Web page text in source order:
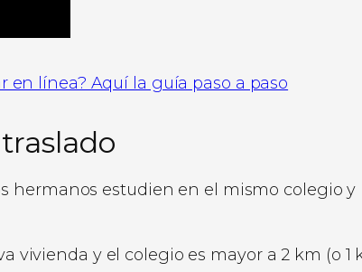
en línea? Aquí la guía paso a paso
hermanos estudien en el mismo colegio y
vivienda y el colegio es mayor a 2 km (o 1